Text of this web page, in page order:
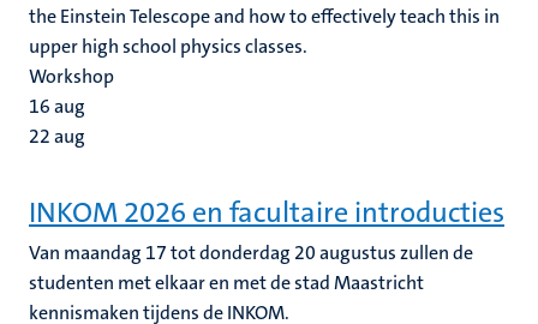
the Einstein Telescope and how to effectively teach this in
upper high school physics classes.
Workshop
16aug
22aug
INKOM 2026 en facultaire introducties
Van maandag 17 tot donderdag 20 augustus zullen de
studenten met elkaar en met de stad Maastricht
kennismaken tijdens de INKOM.